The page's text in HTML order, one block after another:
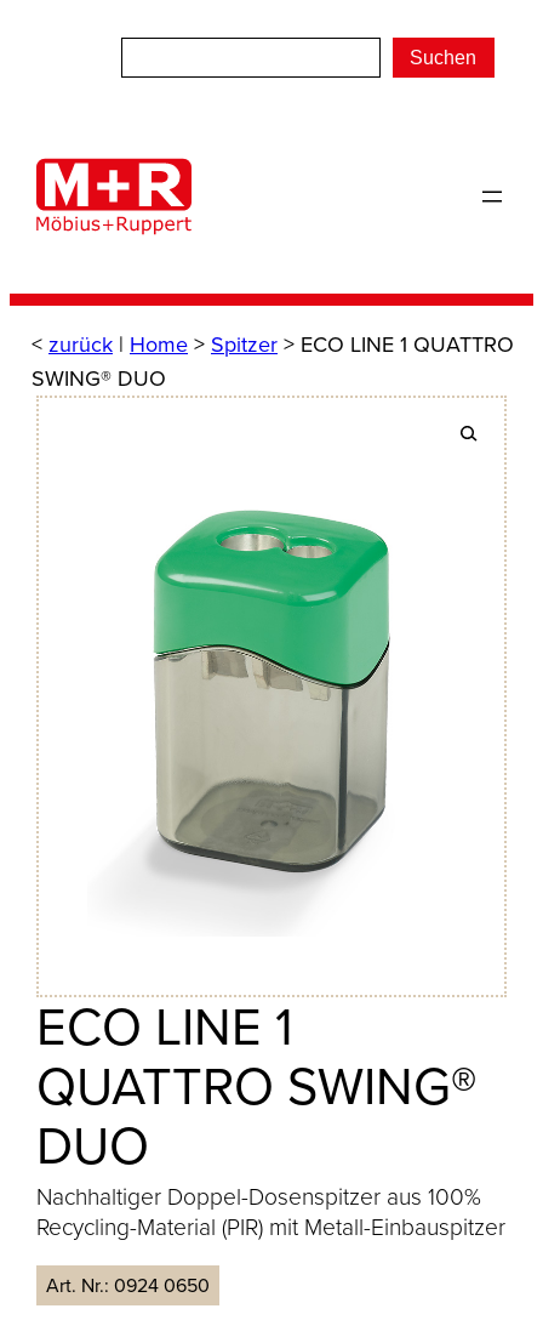
Suchen
< zurück | Home> Spitzer> ECO LINE 1 QUATTRO
SWING® DUO
ECO LINE 1
QUATTRO SWING®
DUO
Nachhaltiger Doppel-Dosenspitzer aus 100%
Recycling-Material (PIR) mit Metall-Einbauspitzer
Art. Nr.:0924 0650